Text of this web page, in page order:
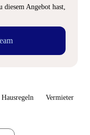
diesem Angebot hast,
Hausregeln Vermieter